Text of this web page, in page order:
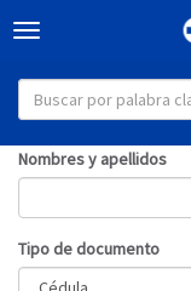
Toggle navigation
Nombres y apellidos
Tipo de documento